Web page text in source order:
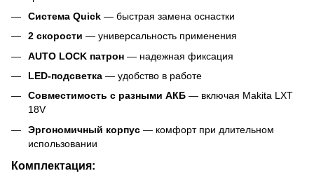
Система Quick — быстрая замена оснастки
2 скорости — универсальность применения
AUTO LOCK патрон — надежная фиксация
LED-подсветка — удобство в работе
Совместимость с разными АКБ — включая Makita LXT
18V
Эргономичный корпус — комфорт при длительном
использовании
Комплектация: